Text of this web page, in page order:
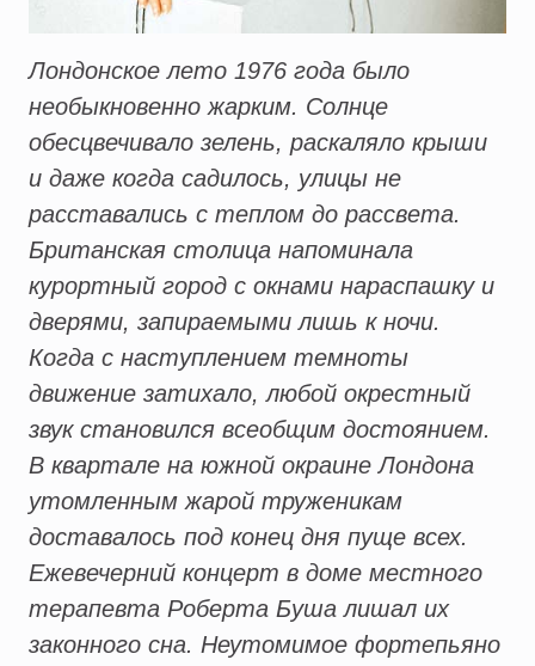
Лондонское лето 1976 года было
необыкновенно жарким. Солнце
обесцвечивало зелень, раскаляло крыши
и даже когда садилось, улицы не
расставались с теплом до рассвета.
Британская столица напоминала
курортный город с окнами нараспашку и
дверями, запираемыми лишь к ночи.
Когда с наступлением темноты
движение затихало, любой окрестный
звук становился всеобщим достоянием.
В квартале на южной окраине Лондона
утомленным жарой труженикам
доставалось под конец дня пуще всех.
Ежевечерний концерт в доме местного
терапевта Роберта Буша лишал их
законного сна. Неутомимое фортепьяно